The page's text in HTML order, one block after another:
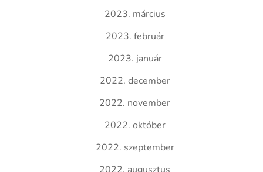
2023. március
2023. február
2023. január
2022. december
2022. november
2022. október
2022. szeptember